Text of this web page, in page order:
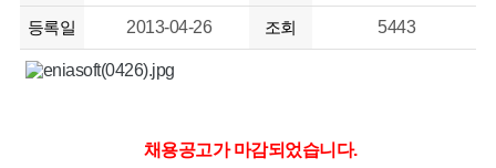
등록일 2013-04-26 조회 5443
채용공고가 마감되었습니다.